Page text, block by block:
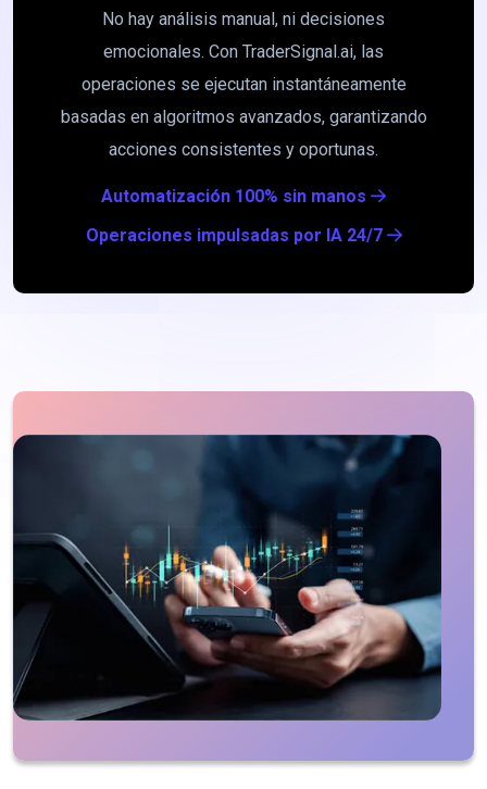
No hay análisis manual, ni decisiones
emocionales. Con TraderSignal.ai, las
operaciones se ejecutan instantáneamente
basadas en algoritmos avanzados, garantizando
acciones consistentes y oportunas.
Automatización 100% sin manos
Operaciones impulsadas por IA 24/7